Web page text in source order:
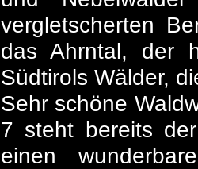
vergletscherten
das Ahrntal, der
Südtirols Wälder,
Sehr schöne
7 steht bereits
einen